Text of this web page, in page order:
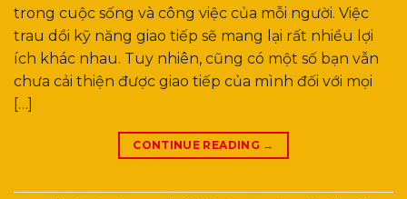
trong cuộc sống và công việc của mỗi người. Việc
trau dồi kỹ năng giao tiếp sẽ mang lại rất nhiều lợi
ích khác nhau. Tuy nhiên, cũng có một số bạn vẫn
chưa cải thiện được giao tiếp của mình đối với mọi
[…]
CONTINUE READING →